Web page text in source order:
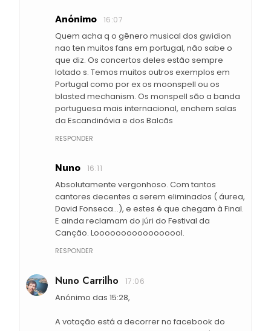
Anónimo 16:07
Quem acha q o gênero musical dos gwidion
nao ten muitos fans em portugal, não sabe o
que diz. Os concertos deles estão sempre
lotado s. Temos muitos outros exemplos em
Portugal como por ex os moonspell ou os
blasted mechanism. Os monspell são a banda
portuguesa mais internacional, enchem salas
da Escandinávia e dos Balcãs
RESPONDER
Nuno 16:11
Absolutamente vergonhoso. Com tantos
cantores decentes a serem eliminados ( áurea,
David Fonseca...), e estes é que chegam à Final.
E ainda reclamam do júri do Festival da
Canção. Looooooooooooooool.
RESPONDER
Nuno Carrilho 17:06
Anónimo das 15:28,
A votação está a decorrer no facebook do